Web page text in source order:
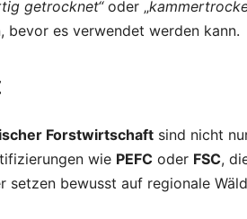
getrocknet“oder „
bevor es verwendet werden kann.
Forstwirtschaft sind nicht
wie PEFC oder FSC,
setzen bewusst auf regionale